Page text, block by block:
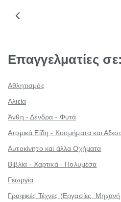
Επαγγελματίες
Αθλητισμός
Αλιεία
Άνθη - Δένδρα - Φυτά
Ατομικά Είδη - Κοσμήματα και
Αυτοκίνητο και άλλα Οχήματα
Βιβλία - Χαρτικά - Πολυμέσα
Γεωργία
Γραφικές Τέχνες (Εργασίες,